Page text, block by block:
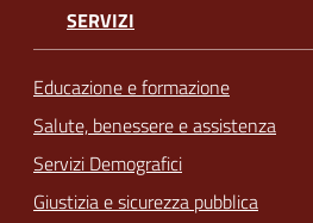
SERVIZI
Educazione e formazione
Salute, benessere e assistenza
Servizi Demografici
Giustizia e sicurezza pubblica